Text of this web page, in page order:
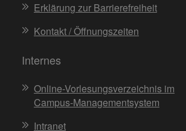
Erklärung zur Barrierefreiheit
Kontakt / Öffnungszeiten
Internes
Online-Vorlesungsverzeichnis im
Campus-Managementsystem
Intranet